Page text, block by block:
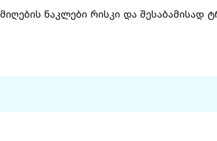
ნაკლები რისკი და შესაბამისად